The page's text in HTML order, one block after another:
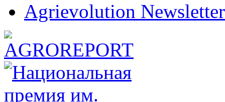
Agrievolution Newsletter